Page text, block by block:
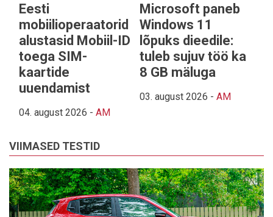
Eesti
mobiilioperaatorid
alustasid Mobiil-ID
toega SIM-
kaartide
uuendamist
04. august 2026 - AM
Microsoft paneb
Windows 11
lõpuks dieedile:
tuleb sujuv töö ka
8 GB mäluga
03. august 2026 - AM
VIIMASED TESTID